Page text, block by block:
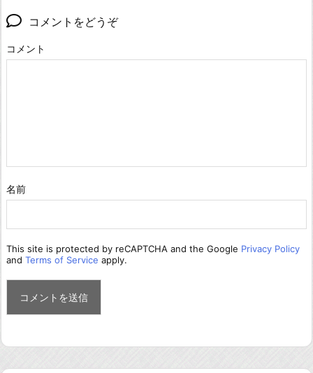
コメントをどうぞ
コメント
名前
This site is protected by reCAPTCHA and the Google Privacy Policy
and Terms of Service apply.